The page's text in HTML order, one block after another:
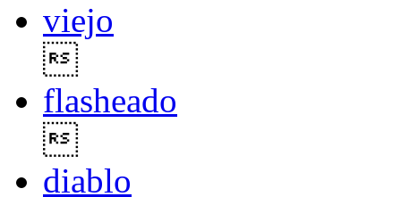
viejo
flasheado
diablo